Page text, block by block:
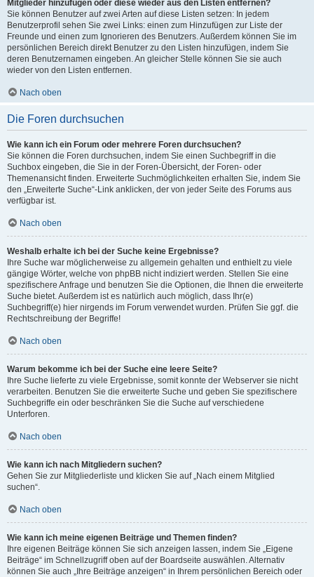
Mitglieder hinzufügen oder diese wieder aus den Listen entfernen?
Sie können Benutzer auf zwei Arten auf diese Listen setzen: In jedem
Benutzerprofil sehen Sie zwei Links: einen zum Hinzufügen zur Liste der
Freunde und einen zum Ignorieren des Benutzers. Außerdem können Sie im
persönlichen Bereich direkt Benutzer zu den Listen hinzufügen, indem Sie
deren Benutzernamen eingeben. An gleicher Stelle können Sie sie auch
wieder von den Listen entfernen.
Nach oben
Die Foren durchsuchen
Wie kann ich ein Forum oder mehrere Foren durchsuchen?
Sie können die Foren durchsuchen, indem Sie einen Suchbegriff in die
Suchbox eingeben, die Sie in der Foren-Übersicht, der Foren- oder
Themenansicht finden. Erweiterte Suchmöglichkeiten erhalten Sie, indem Sie
den „Erweiterte Suche“-Link anklicken, der von jeder Seite des Forums aus
verfügbar ist.
Nach oben
Weshalb erhalte ich bei der Suche keine Ergebnisse?
Ihre Suche war möglicherweise zu allgemein gehalten und enthielt zu viele
gängige Wörter, welche von phpBB nicht indiziert werden. Stellen Sie eine
spezifischere Anfrage und benutzen Sie die Optionen, die Ihnen die erweiterte
Suche bietet. Außerdem ist es natürlich auch möglich, dass Ihr(e)
Suchbegriff(e) hier nirgends im Forum verwendet wurden. Prüfen Sie ggf. die
Rechtschreibung der Begriffe!
Nach oben
Warum bekomme ich bei der Suche eine leere Seite?
Ihre Suche lieferte zu viele Ergebnisse, somit konnte der Webserver sie nicht
verarbeiten. Benutzen Sie die erweiterte Suche und geben Sie spezifischere
Suchbegriffe ein oder beschränken Sie die Suche auf verschiedene
Unterforen.
Nach oben
Wie kann ich nach Mitgliedern suchen?
Gehen Sie zur Mitgliederliste und klicken Sie auf „Nach einem Mitglied
suchen“.
Nach oben
Wie kann ich meine eigenen Beiträge und Themen finden?
Ihre eigenen Beiträge können Sie sich anzeigen lassen, indem Sie „Eigene
Beiträge“ im Schnellzugriff oben auf der Boardseite auswählen. Alternativ
können Sie auch „Ihre Beiträge anzeigen“ in Ihrem persönlichen Bereich oder